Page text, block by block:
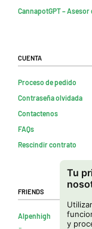
Tu
y
CannapotGPT – Asesor
Cuenta
Proceso de pedido
Contraseña olvidada
Contactenos
FAQs
Rescindir contrato
Friends
Alpenhigh